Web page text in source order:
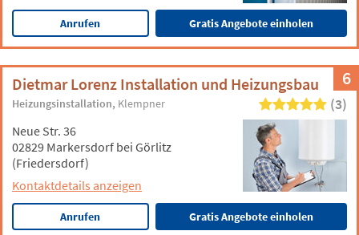
Anrufen Gratis Angebote einholen
6
Dietmar Lorenz Installation und Heizungsbau
Heizungsinstallation Klempner (3)
Neue Str. 36
02829 Markersdorf bei Görlitz
(Friedersdorf)
Kontaktdetails anzeigen
Anrufen Gratis Angebote einholen